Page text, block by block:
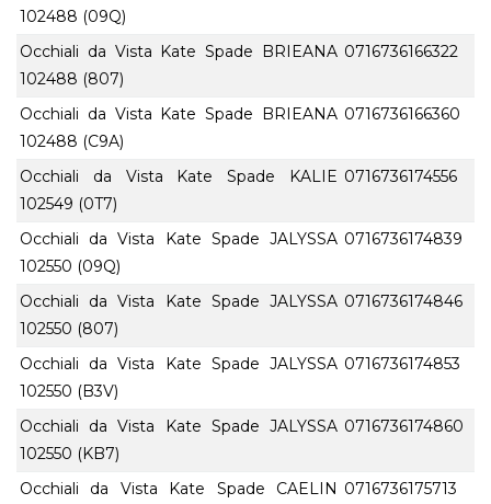
102488 (09Q)
Occhiali da Vista Kate Spade BRIEANA
102488 (807)
0716736166322
Occhiali da Vista Kate Spade BRIEANA
102488 (C9A)
0716736166360
Occhiali da Vista Kate Spade KALIE
102549 (0T7)
0716736174556
Occhiali da Vista Kate Spade JALYSSA
102550 (09Q)
0716736174839
Occhiali da Vista Kate Spade JALYSSA
102550 (807)
0716736174846
Occhiali da Vista Kate Spade JALYSSA
102550 (B3V)
0716736174853
Occhiali da Vista Kate Spade JALYSSA
102550 (KB7)
0716736174860
Occhiali da Vista Kate Spade CAELIN 0716736175713